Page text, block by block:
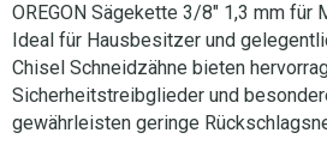
OREGON Sägekette 3/8″ 1,3 mm für
Ideal für Hausbesitzer und
Chisel Schneidzähne bieten
Sicherheitstreibglieder und
gewährleisten geringe